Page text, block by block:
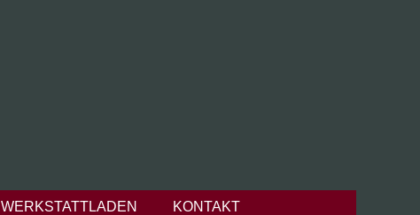
WERKSTATTLADEN KONTAKT